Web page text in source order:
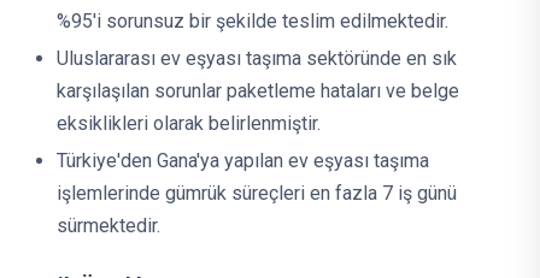
%95'i sorunsuz bir şekilde teslim edilmektedir.
Uluslararası ev eşyası taşıma sektöründe en sık
karşılaşılan sorunlar paketleme hataları ve belge
eksiklikleri olarak belirlenmiştir.
Türkiye'den Gana'ya yapılan ev eşyası taşıma
işlemlerinde gümrük süreçleri en fazla 7 iş günü
sürmektedir.